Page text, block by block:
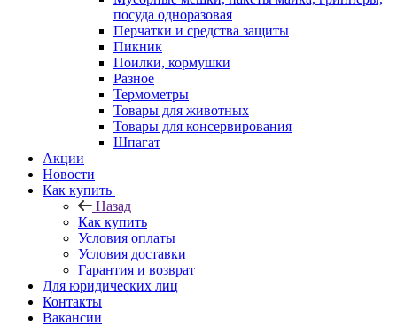
посуда одноразовая
Перчатки и средства защиты
Пикник
Поилки, кормушки
Разное
Термометры
Товары для животных
Товары для консервирования
Шпагат
Акции
Новости
Как купить
Назад
Как купить
Условия оплаты
Условия доставки
Гарантия и возврат
Для юридических лиц
Контакты
Вакансии